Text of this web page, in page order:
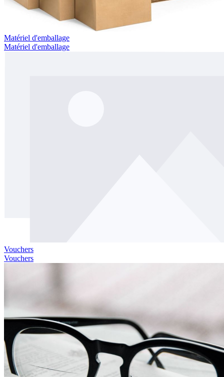
Matériel d'emballage
Matériel d'emballage
Vouchers
Vouchers